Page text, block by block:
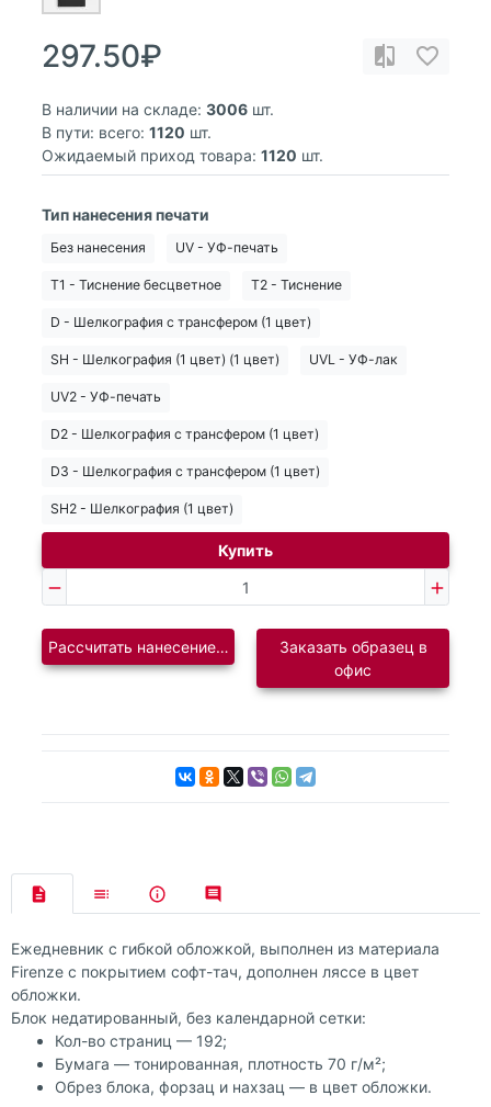
297.50₽
В наличии на складе: 3006 шт.
В пути: всего: 1120 шт.
Ожидаемый приход товара: 1120 шт.
Тип нанесения печати
Без нанесения UV - УФ-печать
T1 - Тиснение бесцветное T2 - Тиснение
D - Шелкография с трансфером (1 цвет)
SH - Шелкография (1 цвет) (1 цвет) UVL - УФ-лак
UV2 - УФ-печать
D2 - Шелкография с трансфером (1 цвет)
D3 - Шелкография с трансфером (1 цвет)
SH2 - Шелкография (1 цвет)
Купить
Рассчитать нанесение логотипаЗаказать образец в
офис
Ежедневник с гибкой обложкой, выполнен из материала
Firenze с покрытием софт-тач, дополнен ляссе в цвет
обложки.
Блок недатированный, без календарной сетки:
Кол-во страниц — 192;
Бумага — тонированная, плотность 70 г/м²;
Обрез блока, форзац и нахзац — в цвет обложки.